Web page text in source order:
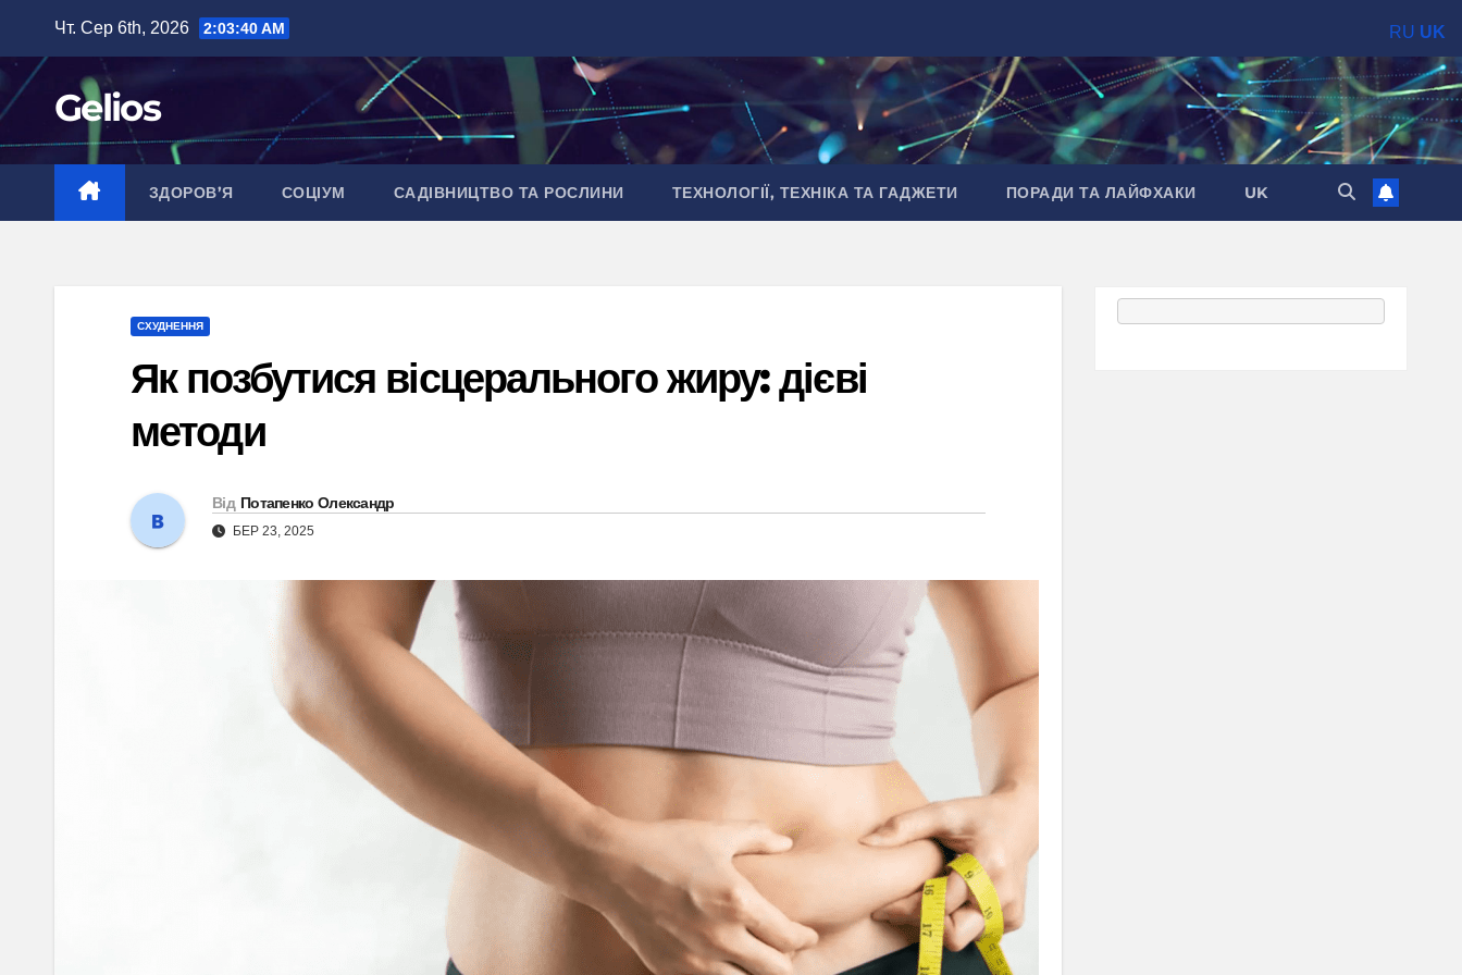
вмісту
Чт. Сер 6th, 2026 2:03:41 AM
Gelios
ЗДОРОВ’Я СОЦІУМ САДІВНИЦТВО ТА РОСЛИНИ ТЕХНОЛОГІЇ, ТЕХНІКА ТА ГАДЖЕТИ ПОРАДИ ТА ЛАЙФХАКИ UK
СХУДНЕННЯ
Як позбутися вісцерального жиру: дієві
методи
Від Потапенко Олександр
БЕР 23, 2025
RU UK